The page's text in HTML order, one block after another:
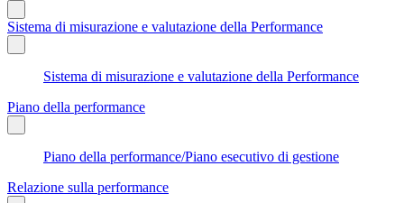
Sistema di misurazione e valutazione della Performance
Sistema di misurazione e valutazione della Performance
Piano della performance
Piano della performance/Piano esecutivo di gestione
Relazione sulla performance